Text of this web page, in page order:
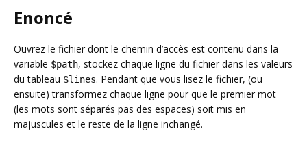
Enoncé
Ouvrez le fichier dont le chemin d’accès est contenu dans la
variable $path, stockez chaque ligne du fichier dans les valeurs
du tableau $lines. Pendant que vous lisez le fichier, (ou
ensuite) transformez chaque ligne pour que le premier mot
(les mots sont séparés pas des espaces) soit mis en
majuscules et le reste de la ligne inchangé.